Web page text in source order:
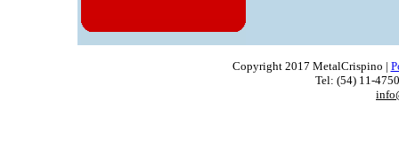
Copyright 2017 MetalCrispino |
Tel: (54) 11-